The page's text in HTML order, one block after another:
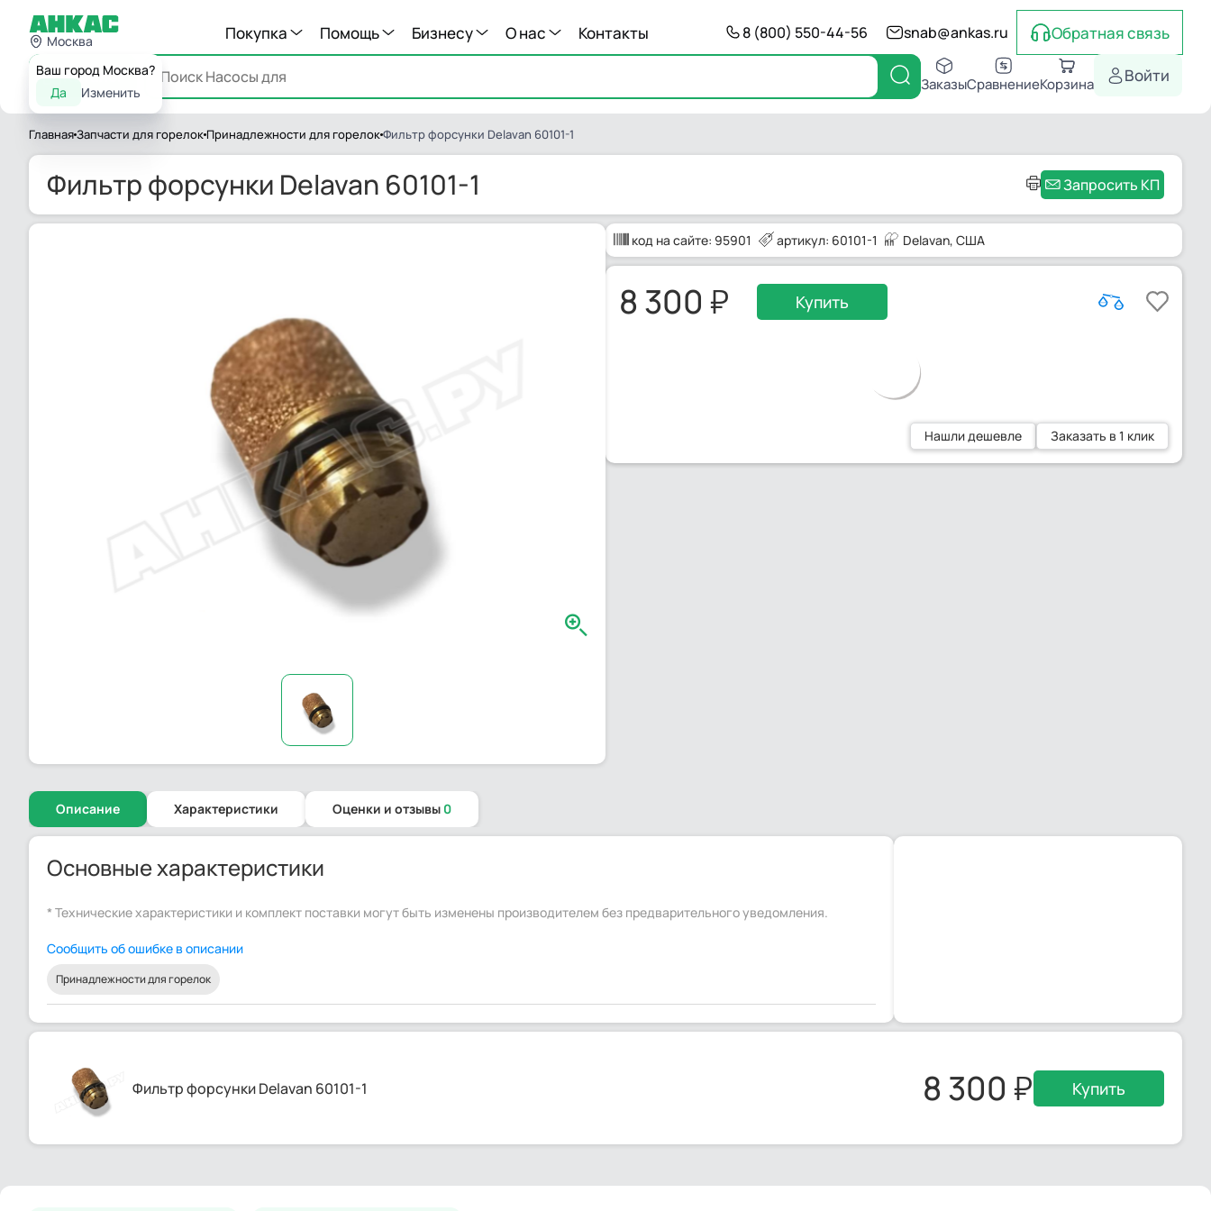
Москва
Ваш город Москва?
Да
Изменить
Покупка Помощь Бизнесу О нас Контакты 8 (800) 550-44-56 snab@ankas.ru Обратная связь
Каталог ЗаказыСравнениеКорзина Войти
ГлавнаяЗапчасти для горелок Принадлежности для горелокФильтр форсунки Delavan 60101-1
Фильтр форсунки Delavan 60101-1 Запросить КП
код на сайте: 95901 артикул: 60101-1 Delavan, США
8 300 Купить
Нашли дешевле Заказать в 1 клик
Описание Характеристики Оценки и отзывы 0
Основные характеристики
* Технические характеристики и комплект поставки могут быть изменены производителем без предварительного уведомления.
Сообщить об ошибке в описании
Принадлежности для горелок
Фильтр форсунки Delavan 60101-1 8 300 Купить